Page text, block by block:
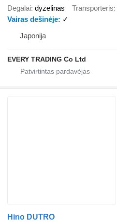
Degalai dyzelinas Transporteris
Vairas dešinėje
✓
Japonija
EVERY TRADING Co Ltd
Hino DUTRO